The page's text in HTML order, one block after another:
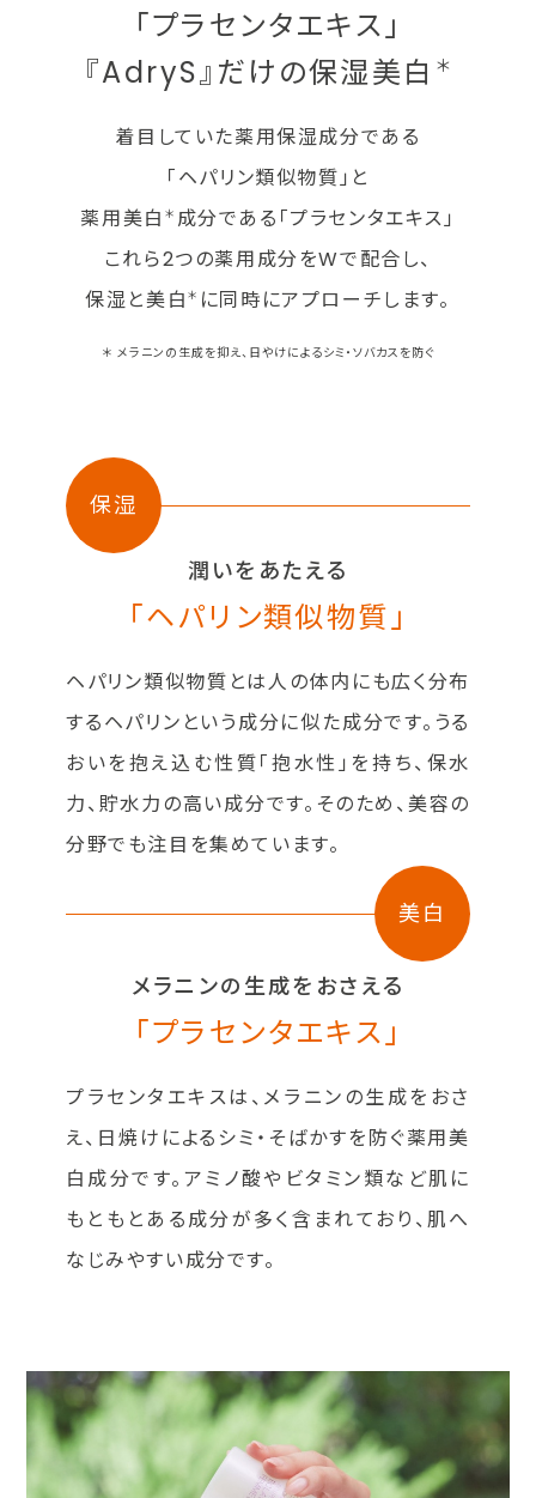
「プラセンタエキス」
『AdryS』だけの保湿美白 ＊
着目していた薬用保湿成分である
「ヘパリン類似物質」と
薬用美白 ＊ 成分である「プラセンタエキス」
これら2つの薬用成分をWで配合し、
保湿と美白＊ に同時にアプローチします。
＊ メラニンの生成を抑え、日やけによるシミ・ソバカスを防ぐ
保湿
潤いをあたえる
「ヘパリン類似物質」
ヘパリン類似物質とは人の体内にも広く分布
するヘパリンという成分に似た成分です。うる
おいを抱え込む性質「抱水性」を持ち、保水
力、貯水力の高い成分です。そのため、美容の
分野でも注目を集めています。
美白
メラニンの生成をおさえる
「プラセンタエキス」
プラセンタエキスは、メラニンの生成をおさ
え、日焼けによるシミ・そばかすを防ぐ薬用美
白成分です。アミノ酸やビタミン類など肌に
もともとある成分が多く含まれており、肌へ
なじみやすい成分です。